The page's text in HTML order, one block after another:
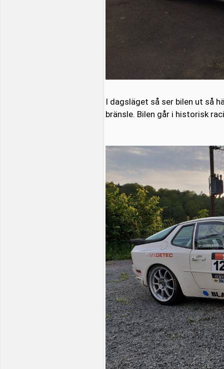
I dagsläget så ser bilen ut så
bränsle. Bilen går i historisk